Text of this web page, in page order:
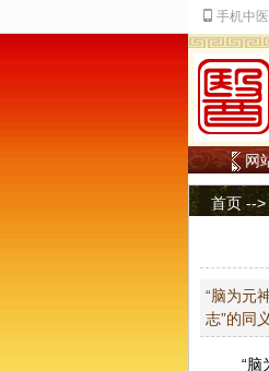
网
首页 -->
“脑为元
志”的同
“脑